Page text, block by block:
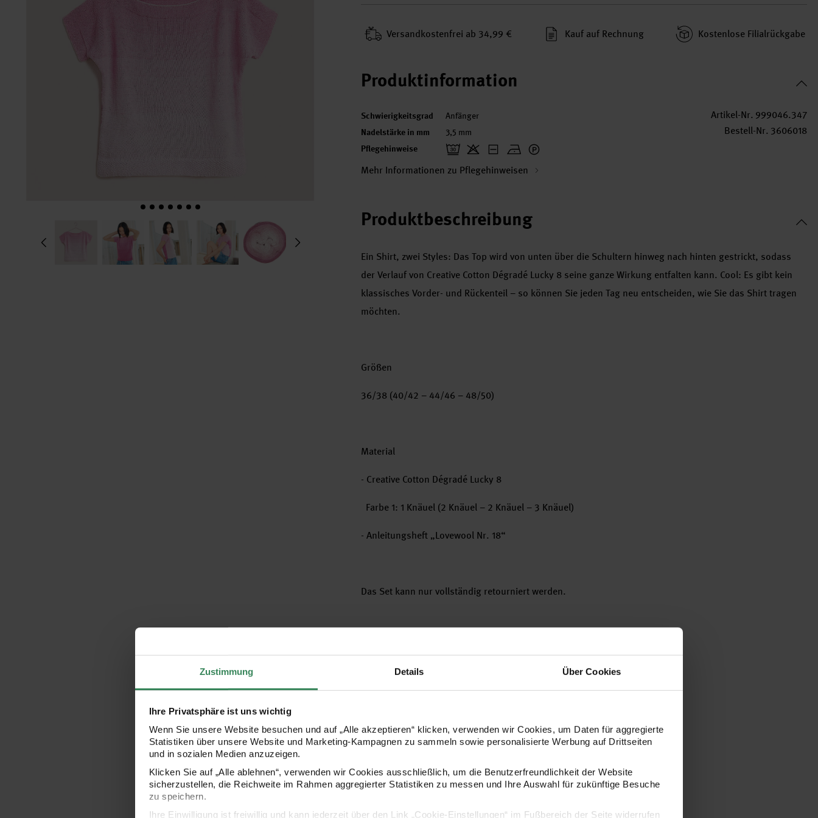
Zustimmung Details Über Cookies
Ihre Privatsphäre ist uns wichtig
Wenn Sie unsere Website besuchen und auf „Alle akzeptieren“ klicken, verwenden wir Cookies, um Daten für aggregierte
Statistiken über unsere Website und Marketing-Kampagnen zu sammeln sowie personalisierte Werbung auf Drittseiten
und in sozialen Medien anzuzeigen.
Klicken Sie auf „Alle ablehnen“, verwenden wir Cookies ausschließlich, um die Benutzerfreundlichkeit der Website
sicherzustellen, die Reichweite im Rahmen aggregierter Statistiken zu messen und Ihre Auswahl für zukünftige Besuche
zu speichern.
Ihre Einwilligung ist freiwillig und kann jederzeit über den Link „Cookie-Einstellungen“ im Fußbereich der Seite widerrufen
Versand­kosten­frei ab 34,99 € Kauf auf Rechnung Kosten­lose Filial­rückgabe
Produktinformation
Schwierigkeitsgrad Anfänger
Nadelstärke in mm 3,5 mm
Pflegehinweise
Mehr Informationen zu Pflegehinweisen
Artikel-Nr. 999046.347
Bestell-Nr. 3606018
Produktbeschreibung
Ein Shirt, zwei Styles: Das Top wird von unten über die Schultern hinweg nach hinten gestrickt, sodass
der Verlauf von Creative Cotton Dégradé Lucky 8 seine ganze Wirkung entfalten kann. Cool: Es gibt kein
klassisches Vorder- und Rückenteil – so können Sie jeden Tag neu entscheiden, wie Sie das Shirt tragen
möchten.
Größen
36/38 (40/42 – 44/46 – 48/50)
Material
- Creative Cotton Dégradé Lucky 8
Farbe 1: 1 Knäuel (2 Knäuel – 2 Knäuel – 3 Knäuel)
- Anleitungsheft „Lovewool Nr. 18“
Das Set kann nur vollständig retourniert werden.
- Rundstricknadel 3,5mm, 80cm lang